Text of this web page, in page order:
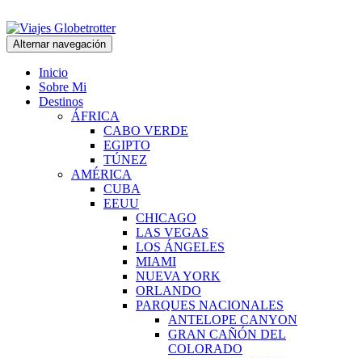
Alternar navegación
Inicio
Sobre Mi
Destinos
ÁFRICA
CABO VERDE
EGIPTO
TÚNEZ
AMÉRICA
CUBA
EEUU
CHICAGO
LAS VEGAS
LOS ÁNGELES
MIAMI
NUEVA YORK
ORLANDO
PARQUES NACIONALES
ANTELOPE CANYON
GRAN CAÑÓN DEL
COLORADO